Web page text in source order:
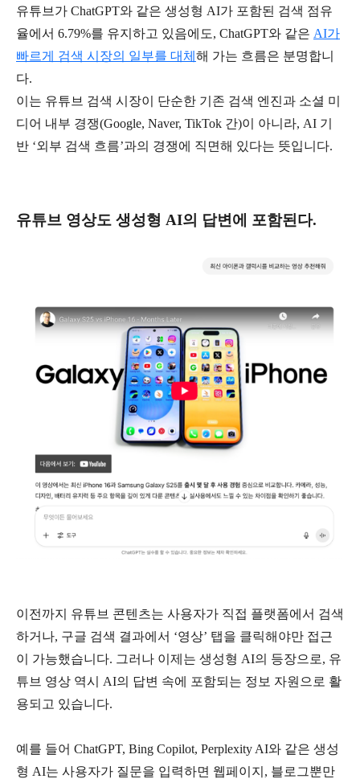
유튜브가 ChatGPT와 같은 생성형 AI가 포함된 검색 점유
율에서 6.79%를 유지하고 있음에도, ChatGPT와 같은 AI가
빠르게 검색 시장의 일부를 대체 해 가는 흐름은 분명합니
다.
이는 유튜브 검색 시장이 단순한 기존 검색 엔진과 소셜 미
디어 내부 경쟁(Google, Naver, TikTok 간)이 아니라, AI 기
반 ‘외부 검색 흐름’과의 경쟁에 직면해 있다는 뜻입니다.
유튜브 영상도 생성형 AI의 답변에 포함된다.
이전까지 유튜브 콘텐츠는 사용자가 직접 플랫폼에서 검색
하거나, 구글 검색 결과에서 ‘영상’ 탭을 클릭해야만 접근
이 가능했습니다. 그러나 이제는 생성형 AI의 등장으로, 유
튜브 영상 역시
AI의 답변 속에 포함되는 정보 자원으로 활
용되고 있습니다.
예를 들어 ChatGPT, Bing Copilot, Perplexity AI와 같은 생성
형 AI는 사용자가 질문을 입력하면 웹페이지 , 블로그뿐만